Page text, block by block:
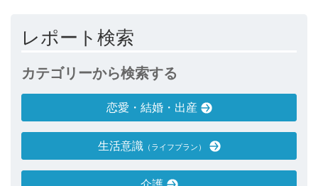
レポート検索
カテゴリーから検索する
恋愛・結婚・出産
生活意識（ライフプラン）